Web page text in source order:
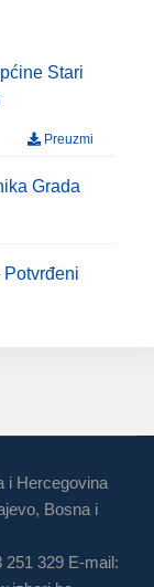
Stari
Preuzmi
Grada
i Hercegovina
Bosna i
251 329 E-mail: